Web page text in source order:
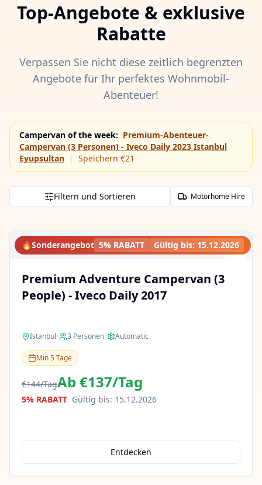
Top-Angebote & exklusive
Rabatte
Verpassen Sie nicht diese zeitlich begrenzten
Angebote für Ihr perfektes Wohnmobil-
Abenteuer!
Campervan of the week: Premium-Abenteuer-
Campervan (3 Personen) - Iveco Daily 2023 Istanbul
Eyupsultan | Speichern €21
Filtern und Sortieren Motorhome Hire
🔥Sonderangebot 5% RABATT Gültig bis: 15.12.2026
Premium Adventure Campervan (3
People) - Iveco Daily 2017
Istanbul• 3 Personen• Automatic
Min5Tage
€144/TagAb €137/Tag
5% RABATT Gültig bis: 15.12.2026
Entdecken